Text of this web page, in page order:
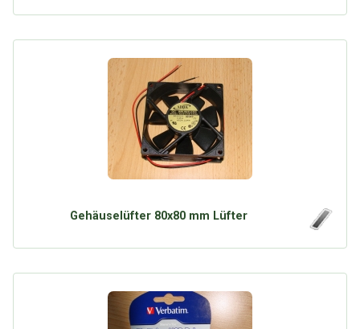
Gehäuselüfter 80x80 mm Lüfter